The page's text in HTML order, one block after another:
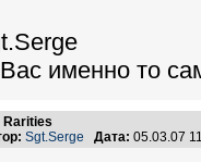
именно то
Rarities
Sgt.Serge Дата: 05.03.07